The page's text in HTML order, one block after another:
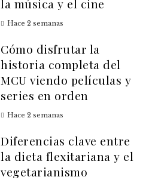
la música y el cine
Hace 2 semanas
Cómo disfrutar la
historia completa del
MCU viendo películas y
series en orden
Hace 2 semanas
Diferencias clave entre
la dieta flexitariana y el
vegetarianismo